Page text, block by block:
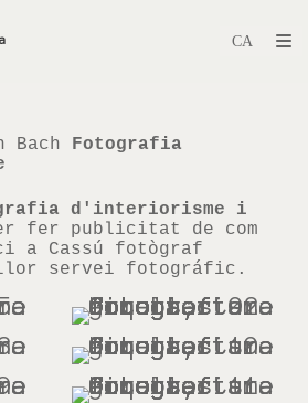
Bach Fotografia
d'interiorisme i
fer publicitat de com
a Cassú fotògraf
servei fotográfic.